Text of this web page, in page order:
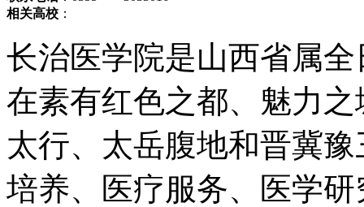
相关高校 ：
长治医学院是山西省属
在素有红色之都、魅力
太行、太岳腹地和晋冀
培养、医疗服务、医学